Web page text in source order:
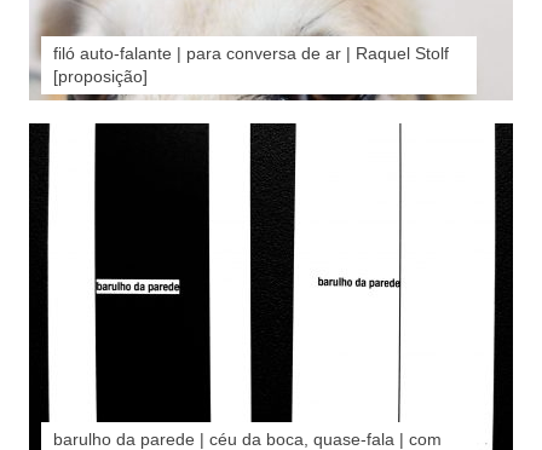
filó auto-falante | para conversa de ar | Raquel Stolf
[proposição]
barulho da parede | céu da boca, quase-fala | com